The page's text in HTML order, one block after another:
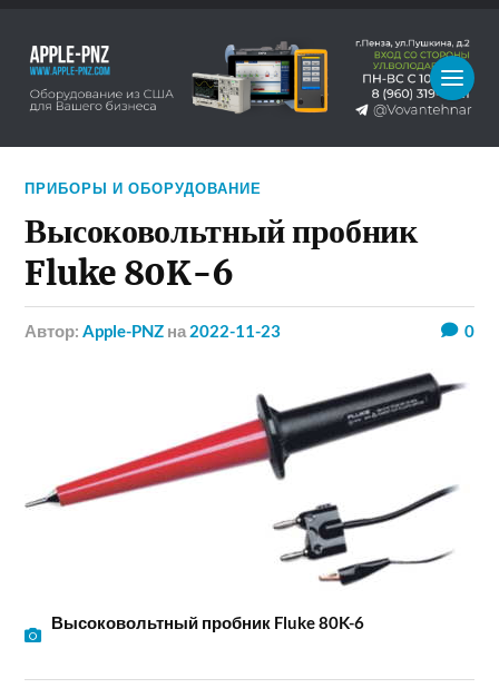
ПРИБОРЫ И ОБОРУДОВАНИЕ
Высоковольтный пробник
Fluke 80K-6
Автор:Apple-PNZ на 2022-11-23 0
Высоковольтный пробник Fluke 80K-6